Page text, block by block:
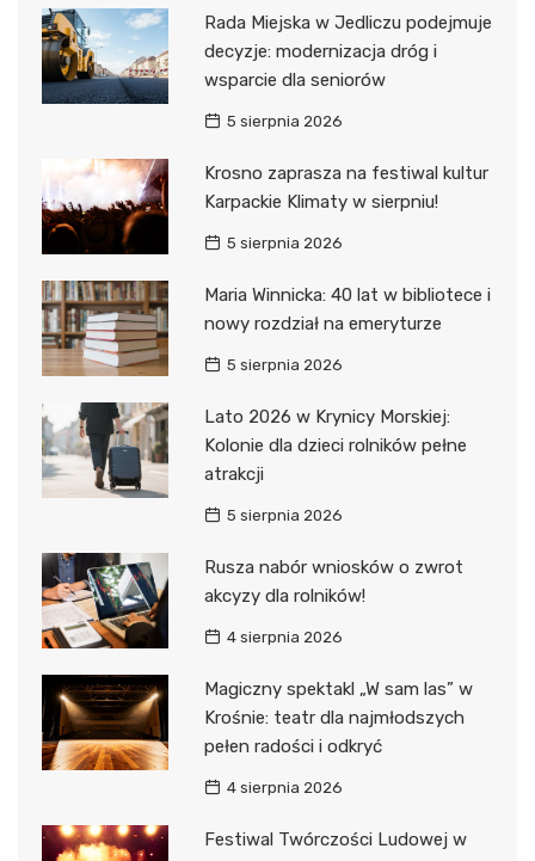
Rada Miejska w Jedliczu podejmuje
decyzje: modernizacja dróg i
wsparcie dla seniorów
5 sierpnia 2026
Krosno zaprasza na festiwal kultur
Karpackie Klimaty w sierpniu!
5 sierpnia 2026
Maria Winnicka: 40 lat w bibliotece i
nowy rozdział na emeryturze
5 sierpnia 2026
Lato 2026 w Krynicy Morskiej:
Kolonie dla dzieci rolników pełne
atrakcji
5 sierpnia 2026
Rusza nabór wniosków o zwrot
akcyzy dla rolników!
4 sierpnia 2026
Magiczny spektakl „W sam las” w
Krośnie: teatr dla najmłodszych
pełen radości i odkryć
4 sierpnia 2026
Festiwal Twórczości Ludowej w